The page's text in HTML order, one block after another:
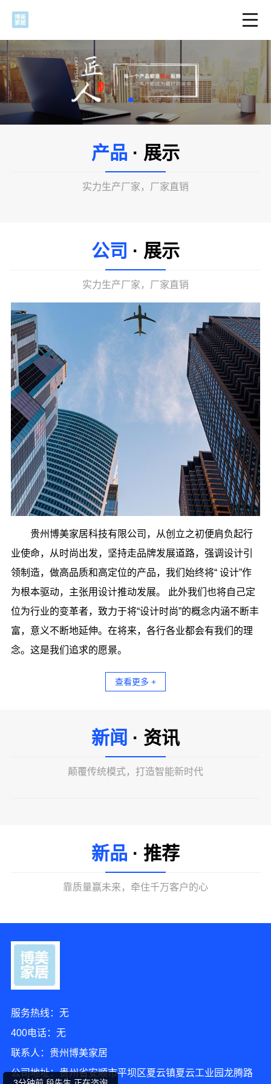
产品 · 展示
实力生产厂家，厂家直销
公司 · 展示
实力生产厂家，厂家直销
贵州博美家居科技有限公司，从创立之初便肩负起行
业使命，从时尚出发，坚持走品牌发展道路，强调设计引
领制造，做高品质和高定位的产品，我们始终将“ 设计”作
为根本驱动，主张用设计推动发展。 此外我们也将自己定
位为行业的变革者，致力于将“设计时尚”的概念内涵不断丰
富，意义不断地延伸。在将来，各行各业都会有我们的理
念。这是我们追求的愿景。
查看更多 +
新闻 · 资讯
颠覆传统模式，打造智能新时代
新品 · 推荐
靠质量赢未来，牵住千万客户的心
服务热线：无
400电话：无
联系人：贵州博美家居
公司地址：贵州省安顺市平坝区夏云镇夏云工业园龙腾路
2分钟前 韩小姐 正在咨询